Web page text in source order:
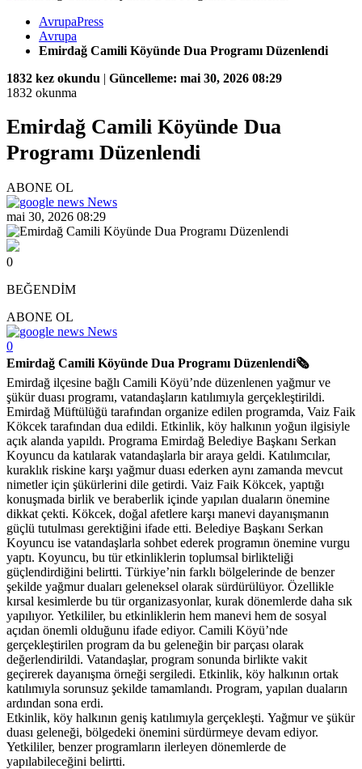
AvrupaPress
Avrupa
Emirdağ Camili Köyünde Dua Programı Düzenlendi
1832 kez okundu | Güncelleme: mai 30, 2026 08:29
1832 okunma
Emirdağ Camili Köyünde Dua
Programı Düzenlendi
ABONE OL
News
mai 30, 2026 08:29
0
BEĞENDİM
ABONE OL
News
0
Emirdağ Camili Köyünde Dua Programı Düzenlendi🗞
Emirdağ ilçesine bağlı Camili Köyü’nde düzenlenen yağmur ve
şükür duası programı, vatandaşların katılımıyla gerçekleştirildi.
Emirdağ Müftülüğü tarafından organize edilen programda, Vaiz Faik
Kökcek tarafından dua edildi. Etkinlik, köy halkının yoğun ilgisiyle
açık alanda yapıldı. Programa Emirdağ Belediye Başkanı Serkan
Koyuncu da katılarak vatandaşlarla bir araya geldi. Katılımcılar,
kuraklık riskine karşı yağmur duası ederken aynı zamanda mevcut
nimetler için şükürlerini dile getirdi. Vaiz Faik Kökcek, yaptığı
konuşmada birlik ve beraberlik içinde yapılan duaların önemine
dikkat çekti. Kökcek, doğal afetlere karşı manevi dayanışmanın
güçlü tutulması gerektiğini ifade etti. Belediye Başkanı Serkan
Koyuncu ise vatandaşlarla sohbet ederek programın önemine vurgu
yaptı. Koyuncu, bu tür etkinliklerin toplumsal birlikteliği
güçlendirdiğini belirtti. Türkiye’nin farklı bölgelerinde de benzer
şekilde yağmur duaları geleneksel olarak sürdürülüyor. Özellikle
kırsal kesimlerde bu tür organizasyonlar, kurak dönemlerde daha sık
yapılıyor. Yetkililer, bu etkinliklerin hem manevi hem de sosyal
açıdan önemli olduğunu ifade ediyor. Camili Köyü’nde
gerçekleştirilen program da bu geleneğin bir parçası olarak
değerlendirildi. Vatandaşlar, program sonunda birlikte vakit
geçirerek dayanışma örneği sergiledi. Etkinlik, köy halkının ortak
katılımıyla sorunsuz şekilde tamamlandı. Program, yapılan duaların
ardından sona erdi.
Etkinlik, köy halkının geniş katılımıyla gerçekleşti. Yağmur ve şükür
duası geleneği, bölgedeki önemini sürdürmeye devam ediyor.
Yetkililer, benzer programların ilerleyen dönemlerde de
yapılabileceğini belirtti.